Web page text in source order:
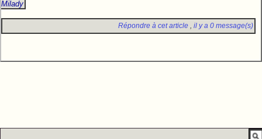
Milady
Répondre à cet article,il y a 0 message(s)